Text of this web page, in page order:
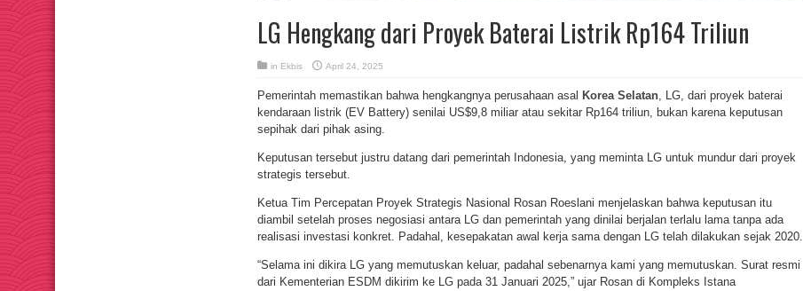
LG Hengkang dari Proyek Baterai Listrik Rp164 Triliun
in Ekbis April 24, 2025
Pemerintah memastikan bahwa hengkangnya perusahaan asal Korea Selatan, LG, dari proyek baterai
kendaraan listrik (EV Battery) senilai US$9,8 miliar atau sekitar Rp164 triliun, bukan karena keputusan
sepihak dari pihak asing.
Keputusan tersebut justru datang dari pemerintah Indonesia, yang meminta LG untuk mundur dari proyek
strategis tersebut.
Ketua Tim Percepatan Proyek Strategis Nasional Rosan Roeslani menjelaskan bahwa keputusan itu
diambil setelah proses negosiasi antara LG dan pemerintah yang dinilai berjalan terlalu lama tanpa ada
realisasi investasi konkret. Padahal, kesepakatan awal kerja sama dengan LG telah dilakukan sejak 2020.
“Selama ini dikira LG yang memutuskan keluar, padahal sebenarnya kami yang memutuskan. Surat resmi
dari Kementerian ESDM dikirim ke LG pada 31 Januari 2025,” ujar Rosan di Kompleks Istana